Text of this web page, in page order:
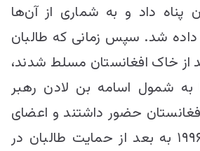
پناه داد و به شماری از آن‌ها
داده شد. سپس زمانی که طالبان
۹۰ در صد از خاک افغانستان مسلط شدند،
به شمول اسامه بن لادن رهبر
حضور داشتند و اعضای
این گروه از سال ۱۹۹۶ به بعد از حمایت طالبان در